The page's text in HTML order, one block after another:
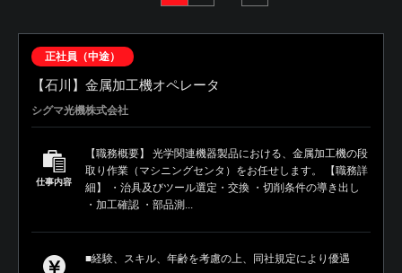
正社員（中途）
【石川】金属加工機オペレータ
シグマ光機株式会社
仕事内容
【職務概要】 光学関連機器製品における、金属加工機の段
取り作業（マシニングセンタ）をお任せします。 【職務詳
細】 ・治具及びツール選定・交換 ・切削条件の導き出し
・加工確認 ・部品測...
■経験、スキル、年齢を考慮の上、同社規定により優遇